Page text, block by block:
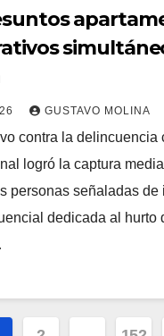
GUSTAVO MOLINA
contra la delincuencia
logró la captura
personas señaladas de
dedicada al hurto